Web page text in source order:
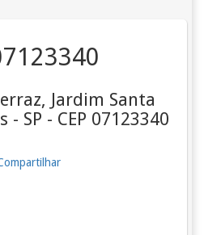
Jardim Santa
SP - CEP 07123340